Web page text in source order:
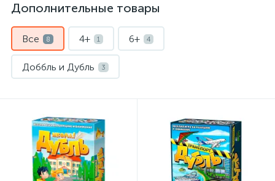
Дополнительные товары
Все 8 4+ 1 6+ 4
Доббль и Дубль 3